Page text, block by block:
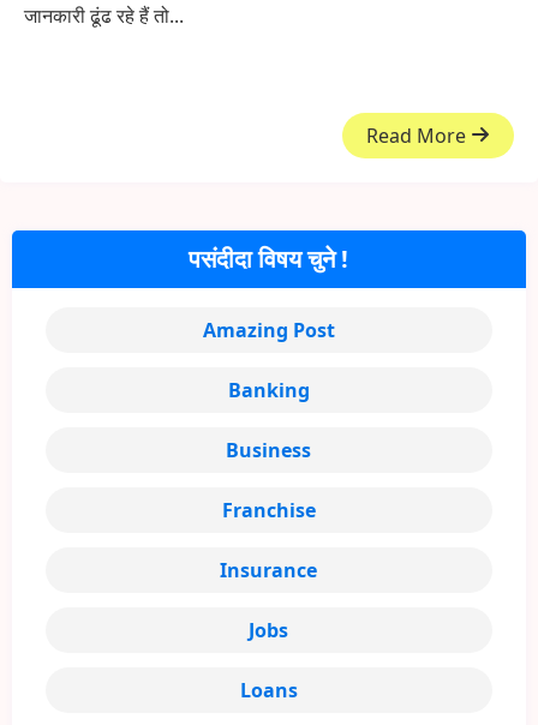
जानकारी ढूंढ रहे हैं तो...
Read More
पसंदीदा विषय चुने !
Amazing Post
Banking
Business
Franchise
Insurance
Jobs
Loans